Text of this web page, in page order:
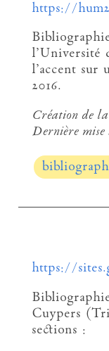
https://
l’Université
l’accent sur
2016.
Création de
Dernière
https://
Cuypers
sections :